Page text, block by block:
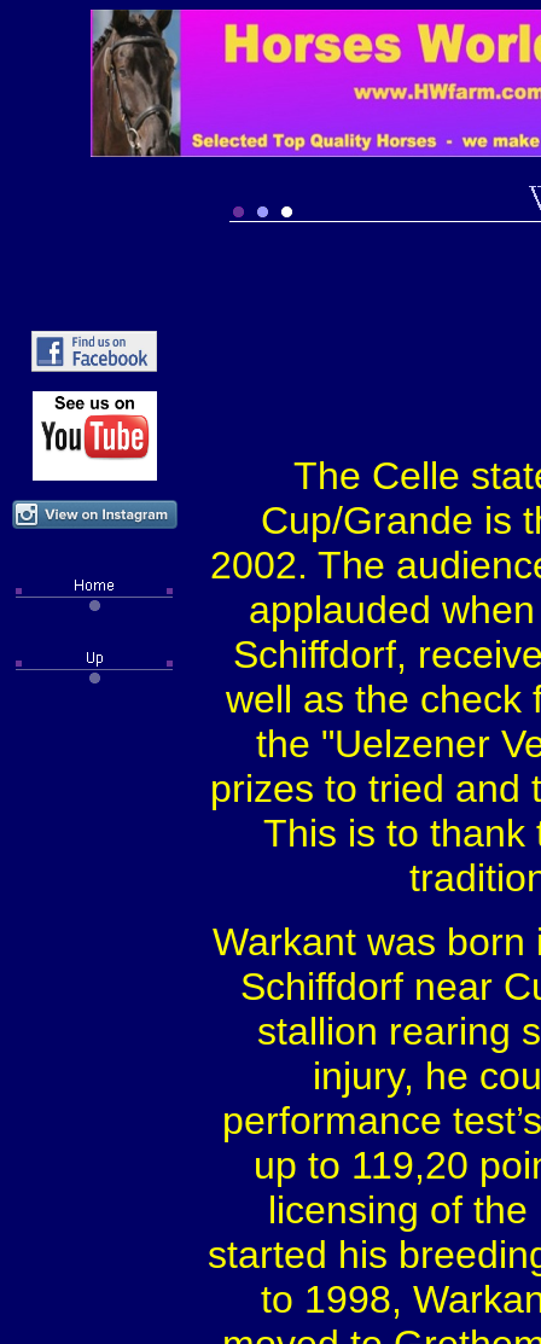
The Celle
Cup/Grande is
2002. The
applauded
Schiffdorf,
well as the check
the "Uelzener
prizes to tried and
This is to thank
Warkant was born
Schiffdorf near
stallion rearing
injury, he
performance
up to 119,20
licensing of
started his
to 1998,